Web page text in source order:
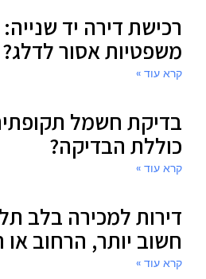
רכישת דירה יד
משפטיות אסור לדלג?
קרא עוד »
בדיקת חשמל
כוללת הבדיקה?
קרא עוד »
דירות למכירה בלב
חשוב יותר, הרחוב או
קרא עוד »